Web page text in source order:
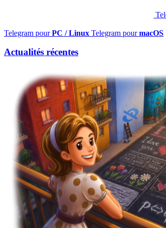
Telegram pourPC / Linux Telegram pourmacOS
Actualités récentes